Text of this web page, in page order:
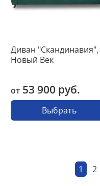
Диван "Скандинавия",
Новый Век
от 53 900 руб.
Выбрать
1 2